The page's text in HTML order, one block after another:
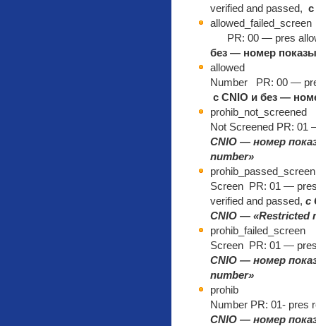
verified and passed,
PR: 00 — pres
без — номер
allowed :
Number PR: 00 —
с CNIO и без —
Not Screened PR: 01
CNIO — номер
number»
Screen PR: 01 —
verified and passed, с
CNIO — «Restricted
Screen PR: 01 —
CNIO — номер
number»
prohib :
Number PR: 01- pres
CNIO — номер